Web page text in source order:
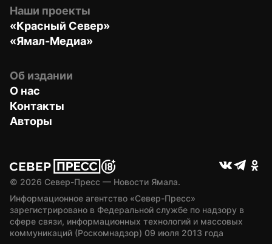
Наши проекты
«Красный Север»
«Ямал-Медиа»
Об издании
О нас
Контакты
Авторы
© 2026 Север-Пресс — Новости Ямала.
Информационное агентство «Север-Пресс»
зарегистрировано в Федеральной службе по надзору в
сфере связи, информационных технологий и массовых
коммуникаций (Роскомнадзор) 09 июля 2013 года